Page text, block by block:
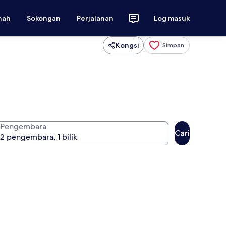
Sokongan Perjalanan Log masuk
Kongsi Simpan
Pengembara
Cari